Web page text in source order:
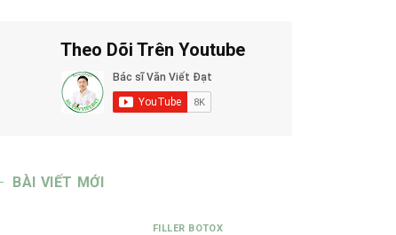
Theo Dõi Trên Youtube
BÀI VIẾT MỚI
FILLER BOTOX